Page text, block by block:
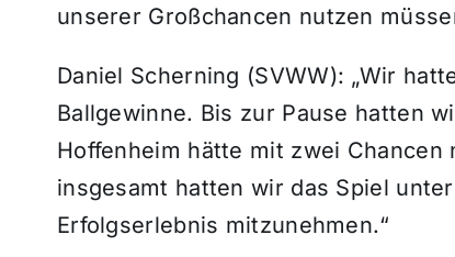
unserer Großchancen nutzen
Daniel Scherning (SVWW): „Wir
Ballgewinne. Bis zur Pause hatten
Hoffenheim hätte mit zwei
insgesamt hatten wir das Spiel
Erfolgserlebnis mitzunehmen.“